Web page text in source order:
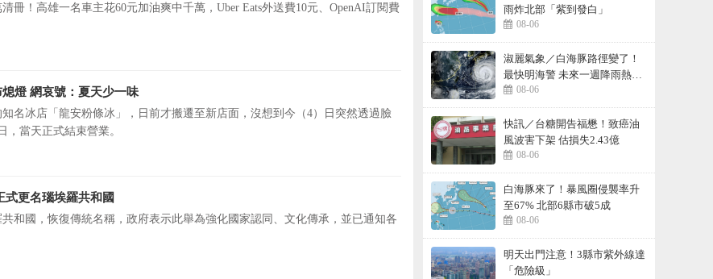
冊！高雄一名車主花60元加油爽中千萬，Uber Eats外送費10元、OpenAI訂閱費
燈 網哀號：夏天少一味
名冰店「龍安粉條冰」，日前才搬遷至新店面，沒想到今（4）日突然透過臉
，當天正式結束營業。
式更名瑙埃羅共和國
和國，恢復傳統名稱，政府表示此舉為強化國家認同、文化傳承，並已通知各
雨炸北部「紫到發白」
08-06
淑麗氣象／白海豚路徑變了！
最快明海警 未來一週降雨熱區
曝 08-06
快訊／台糖開告福懋！致癌油
風波害下架 估損失2.43億
08-06
白海豚來了！暴風圈侵襲率升
至67% 北部6縣市破5成
08-06
明天出門注意！3縣市紫外線達
「危險級」